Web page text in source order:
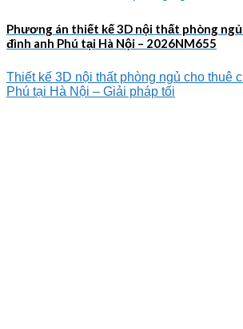
Phương án thiết kế 3D nội thất phòng
đình anh Phú tại Hà Nội – 2026NM655
Thiết kế 3D nội thất phòng ngủ cho thuê
Phú tại Hà Nội – Giải pháp tối